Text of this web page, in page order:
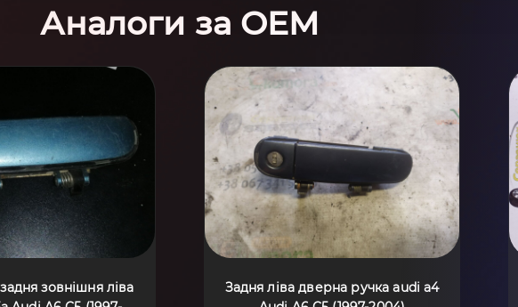
Аналоги за OEM
зовнішня ліва
Задня ліва дверна ручка audi а4